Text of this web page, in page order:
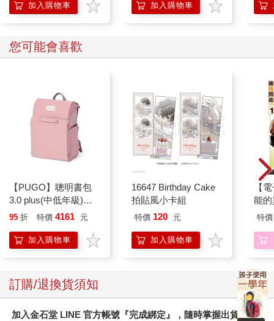
加入購物車 加入購物車
您可能會喜歡
【PUGO】聰明書包
3.0 plus(中低年級)藕
粉 全新進化玩美上市
95 折 特價 4161 元
加入購物車
16647 Birthday Cake
拍貼風小卡組
特價 120 元
加入購物車
【
能
(1)
特價
訂購/退換貨須知
加入金石堂 LINE 官方帳號『完成綁定』，隨時掌握出貨動